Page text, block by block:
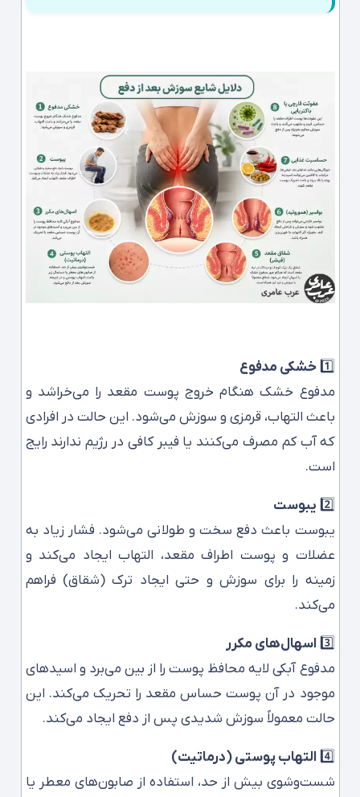
1️⃣ خشکی مدفوع
مدفوع خشک هنگام خروج پوست مقعد را می‌خراشد و
باعث التهاب، قرمزی و سوزش می‌شود. این حالت در افرادی
که آب کم مصرف می‌کنند یا فیبر کافی در رژیم ندارند رایج
است.
2️⃣ یبوست
یبوست باعث دفع سخت و طولانی می‌شود. فشار زیاد به
عضلات و پوست اطراف مقعد، التهاب ایجاد می‌کند و
زمینه را برای سوزش و حتی ایجاد ترک (شقاق) فراهم
می‌کند.
3️⃣ اسهال‌های مکرر
مدفوع آبکی لایه محافظ پوست را از بین می‌برد و اسیدهای
موجود در آن پوست حساس مقعد را تحریک می‌کند. این
حالت معمولاً سوزش شدیدی پس از دفع ایجاد می‌کند.
4️⃣ التهاب پوستی (درماتیت)
شست‌وشوی بیش از حد، استفاده از صابون‌های معطر یا